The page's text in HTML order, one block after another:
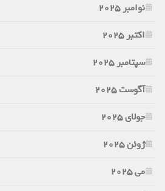
نوامبر 2025
اکتبر 2025
سپتامبر 2025
آگوست 2025
جولای 2025
ژوئن 2025
می 2025